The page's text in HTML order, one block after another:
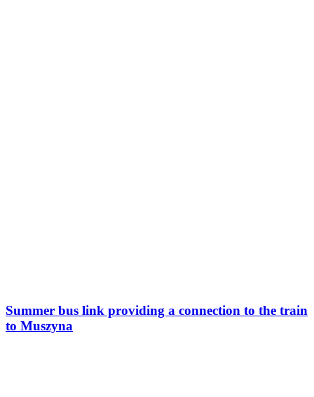
Summer bus link providing a connection to the train
to Muszyna